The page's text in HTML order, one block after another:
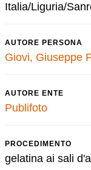
Italia/Liguria/
AUTORE PERSONA
Giovi, Giuseppe
AUTORE ENTE
Publifoto
PROCEDIMENTO
gelatina ai sali